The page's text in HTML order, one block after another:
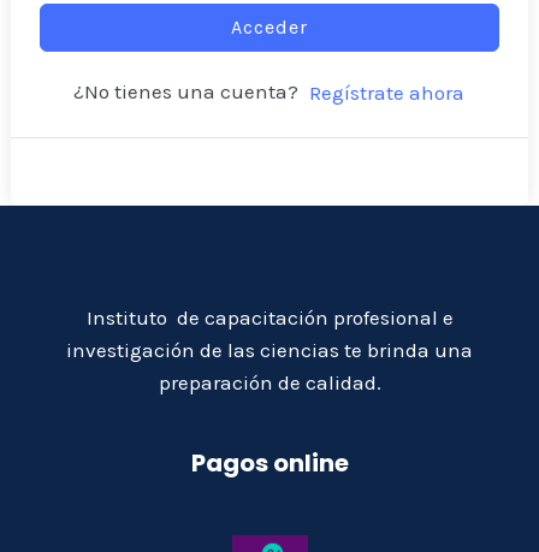
Acceder
¿No tienes una cuenta? Regístrate ahora
Instituto de capacitación profesional e
investigación de las ciencias te brinda una
preparación de calidad.
Pagos online